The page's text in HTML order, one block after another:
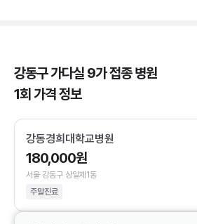
강동구 가다실 9가 접종 병원
1회 가격 정보
강동경희대학교병원
180,000원
서울 강동구 상일제1동
주말진료